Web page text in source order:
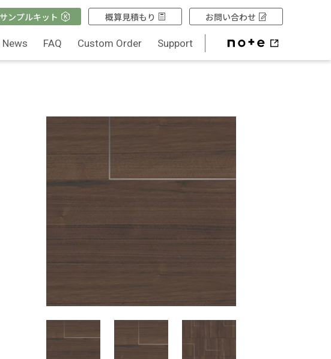
サンプルキット 概算見積もり お問い合わせ
News FAQ Custom Order Support